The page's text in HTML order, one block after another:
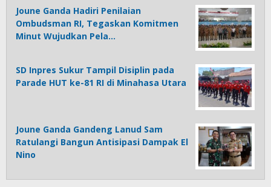
Joune Ganda Hadiri Penilaian
Ombudsman RI, Tegaskan Komitmen
Minut Wujudkan Pela…
SD Inpres Sukur Tampil Disiplin pada
Parade HUT ke-81 RI di Minahasa Utara
Joune Ganda Gandeng Lanud Sam
Ratulangi Bangun Antisipasi Dampak El
Nino